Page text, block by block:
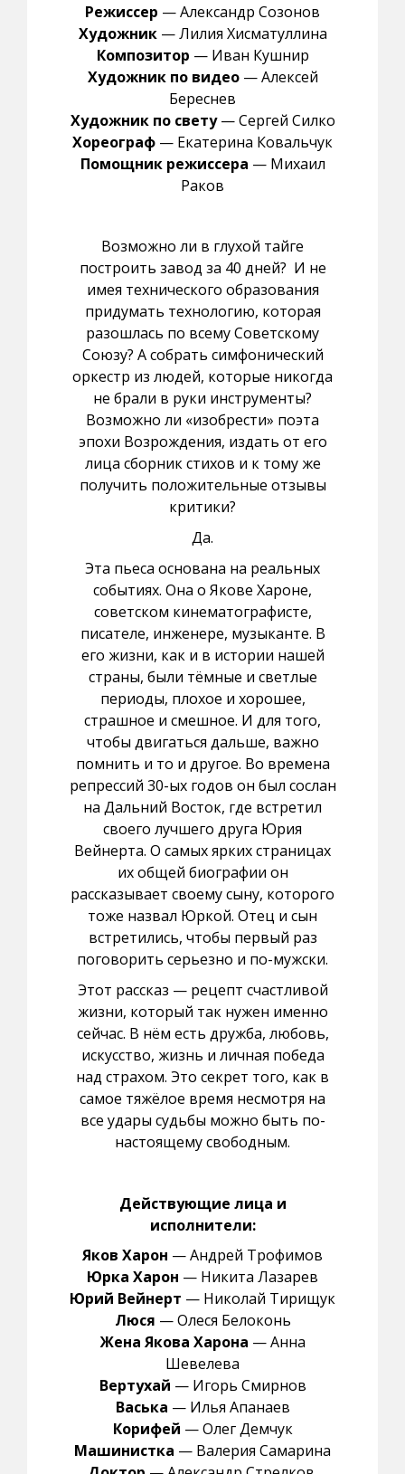
Режиссер — Александр Созонов
Художник— Лилия Хисматуллина
Композитор — Иван Кушнир
Художник по видео — Алексей
Береснев
Художник по свету— Сергей Силко
Хореограф — Екатерина Ковальчук
Помощник режиссера — Михаил
Раков
Возможно ли в глухой тайге
построить завод за 40 дней? И не
имея технического образования
придумать технологию, которая
разошлась по всему Советскому
Союзу? А собрать симфонический
оркестр из людей, которые никогда
не брали в руки инструменты?
Возможно ли «изобрести» поэта
эпохи Возрождения, издать от его
лица сборник стихов и к тому же
получить положительные отзывы
критики?
Да.
Эта пьеса основана на реальных
событиях. Она о Якове Хароне,
советском кинематографисте,
писателе, инженере, музыканте. В
его жизни, как и в истории нашей
страны, были тёмные и светлые
периоды, плохое и хорошее,
страшное и смешное. И для того,
чтобы двигаться дальше, важно
помнить и то и другое. Во времена
репрессий 30-ых годов он был сослан
на Дальний Восток, где встретил
своего лучшего друга Юрия
Вейнерта. О самых ярких страницах
их общей биографии он
рассказывает своему сыну, которого
тоже назвал Юркой. Отец и сын
встретились, чтобы первый раз
поговорить серьезно и по-мужски.
Этот рассказ — рецепт счастливой
жизни, который так нужен именно
сейчас. В нём есть дружба, любовь,
искусство, жизнь и личная победа
над страхом. Это секрет того, как в
самое тяжёлое время несмотря на
все удары судьбы можно быть по-
настоящему свободным.
Действующие лица и
исполнители:
Яков Харон — Андрей Трофимов
Юрка Харон — Никита Лазарев
Юрий Вейнерт — Николай Тирищук
Люся — Олеся Белоконь
Жена Якова Харона — Анна
Шевелева
Вертухай — Игорь Смирнов
Васька — Илья Апанаев
Корифей — Олег Демчук
Машинистка — Валерия Самарина